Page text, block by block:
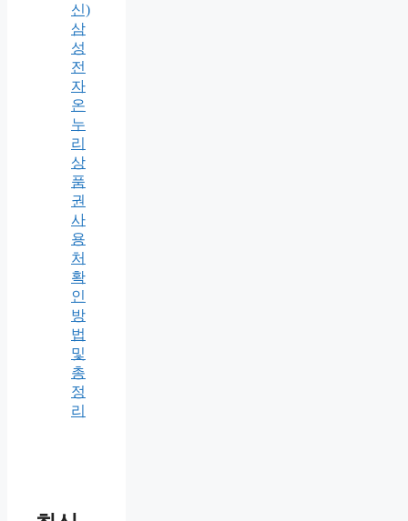
신)
삼
성
전
자
온
누
리
상
품
권
사
용
처
확
인
방
법
및
총
정
리